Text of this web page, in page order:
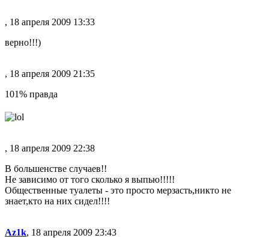
, 18 апреля 2009 13:33
верно!!!)
, 18 апреля 2009 21:35
101% правда
, 18 апреля 2009 22:38
В большенстве случаев!!
Не зависимо от того сколько я выпью!!!!!
Общественные туалеты - это просто мерзасть,никто не
знает,кто на них сидел!!!!
Az1k, 18 апреля 2009 23:43